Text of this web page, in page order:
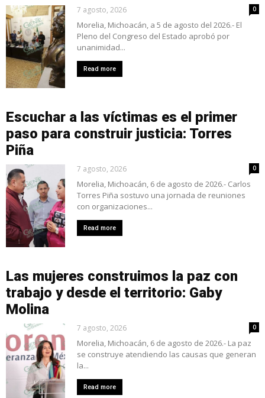
7 agosto, 2026 0
Morelia, Michoacán, a 5 de agosto del 2026.- El
Pleno del Congreso del Estado aprobó por
unanimidad...
Read more
Escuchar a las víctimas es el primer
paso para construir justicia: Torres
Piña
7 agosto, 2026 0
Morelia, Michoacán, 6 de agosto de 2026.- Carlos
Torres Piña sostuvo una jornada de reuniones
con organizaciones...
Read more
Las mujeres construimos la paz con
trabajo y desde el territorio: Gaby
Molina
7 agosto, 2026 0
Morelia, Michoacán, 6 de agosto de 2026.- La paz
se construye atendiendo las causas que generan
la...
Read more